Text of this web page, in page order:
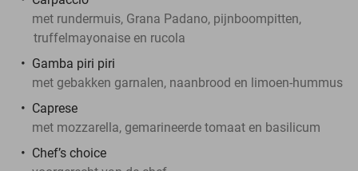
met rundermuis, Grana Padano, pijnboompitten,
truffelmayonaise en rucola
Gamba piri piri
met gebakken garnalen, naanbrood en limoen-hummus
Caprese
met mozzarella, gemarineerde tomaat en basilicum
Chef’s choice